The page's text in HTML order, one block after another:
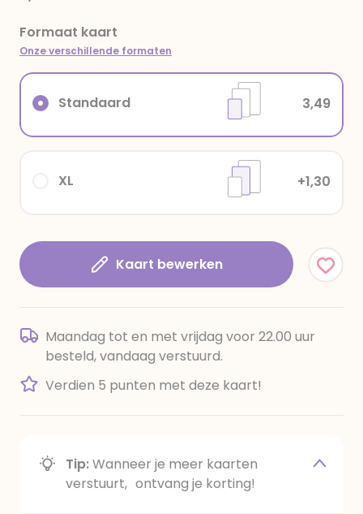
Formaat kaart
Onze verschillende formaten
XL +1,30
Standaard 3,49
Kaart bewerken
Maandag tot en met vrijdag voor 22.00 uur
besteld, vandaag verstuurd.
Verdien 5 punten met deze kaart!
Tip:Wanneer je meer kaarten
verstuurt, ontvang je korting!